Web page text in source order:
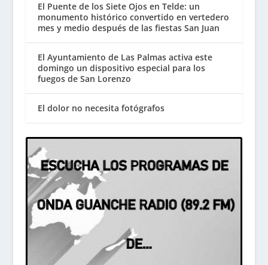
El Puente de los Siete Ojos en Telde: un
monumento histórico convertido en vertedero
mes y medio después de las fiestas San Juan
El Ayuntamiento de Las Palmas activa este
domingo un dispositivo especial para los
fuegos de San Lorenzo
El dolor no necesita fotógrafos